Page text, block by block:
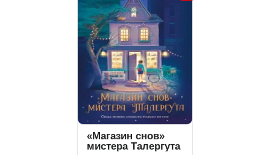
«Магазин снов»
мистера Талергута